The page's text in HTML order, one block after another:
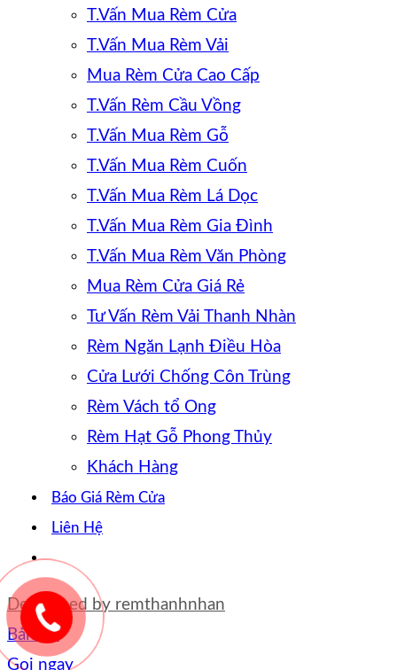
T.Vấn Mua Rèm Cửa
T.Vấn Mua Rèm Vải
Mua Rèm Cửa Cao Cấp
T.Vấn Rèm Cầu Vồng
T.Vấn Mua Rèm Gỗ
T.Vấn Mua Rèm Cuốn
T.Vấn Mua Rèm Lá Dọc
T.Vấn Mua Rèm Gia Đình
T.Vấn Mua Rèm Văn Phòng
Mua Rèm Cửa Giá Rẻ
Tư Vấn Rèm Vải Thanh Nhàn
Rèm Ngăn Lạnh Điều Hòa
Cửa Lưới Chống Côn Trùng
Rèm Vách tổ Ong
Rèm Hạt Gỗ Phong Thủy
Khách Hàng
Báo Giá Rèm Cửa
Liên Hệ
Developed by remthanhnhan
Bản đồ
Gọi ngay